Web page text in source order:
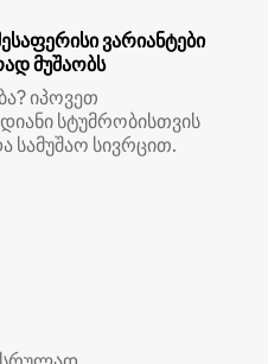
ვარიანტები
მუშაობს
იპოვეთ
სტუმრობისთვის
სამუშაო სივრცით.